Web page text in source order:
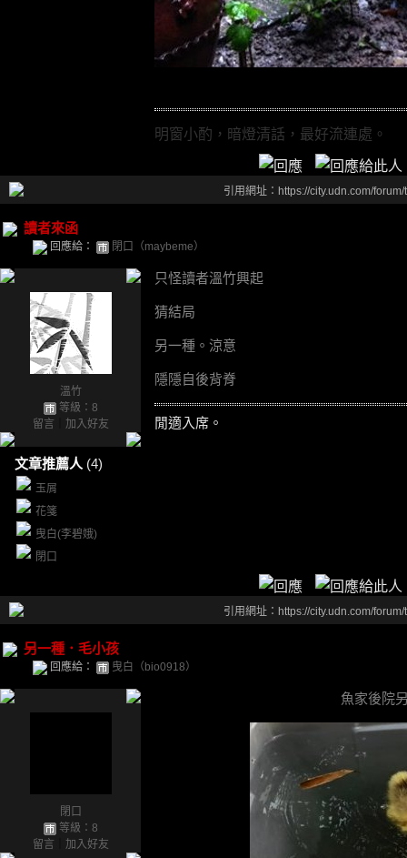
明窗小酌，暗燈清話，最好流連處。
引用網址：https://city.udn.com/
讀者來函
回應給： 閉口（maybeme）
溫竹
等級：8
留言
加入好友
文章推薦人 (4)
玉屑
花箋
曳白(李碧娥)
閉口
只怪讀者溫竹興起
猜結局
另一種。涼意
隱隱自後背脊
閒適入席。
引用網址：https://city.udn.com/
另一種．毛小孩
回應給： 曳白（bio0918）
閉口
等級：8
留言
加入好友
魚家後院